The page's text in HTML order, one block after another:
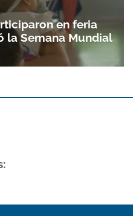
en feria
Semana Mundial